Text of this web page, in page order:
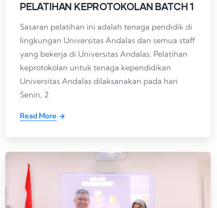
PELATIHAN KEPROTOKOLAN BATCH 1
Sasaran pelatihan ini adalah tenaga pendidik di
lingkungan Universitas Andalas dan semua staff
yang bekerja di Universitas Andalas. Pelatihan
keprotokolan untuk tenaga kependidikan
Universitas Andalas dilaksanakan pada hari
Senin, 2
Read More